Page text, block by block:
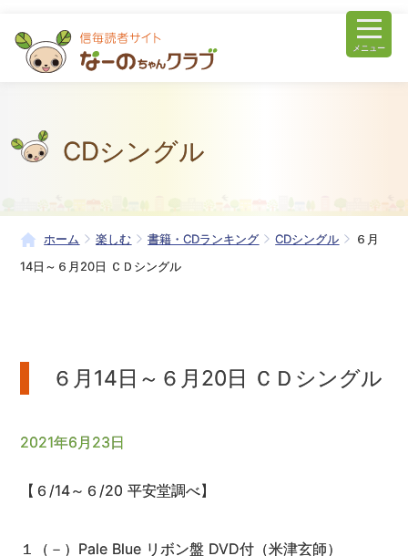
メニュー
CDシングル
ホーム 楽しむ 書籍・CDランキング CDシングル
６月
14日～６月20日 ＣＤシングル
６月14日～６月20日 ＣＤシングル
2021年6月23日
【６/14～６/20 平安堂調べ】
１（－）Pale Blue リボン盤 DVD付（米津玄師）